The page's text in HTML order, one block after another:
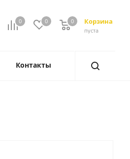
0 0 Корзина
0
пуста
0
Контакты